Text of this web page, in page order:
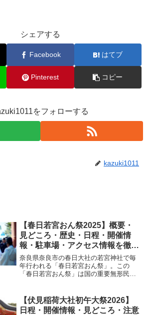
シェアする
Facebook はてブ
Pinterest コピー
をフォローする
kazuki1011
【春日若宮おん祭2025】概要・
見どころ・歴史・日程・開催情
報・駐車場・アクセス情報を徹底
紹介
奈良県奈良市の春日大社の若宮神社で毎
年行われる「春日若宮おん祭」。この
「春日若宮おん祭」は国の重要無形民俗
概要・見どころ・歴史・日程・開催情
報・駐車場・アクセス方法など...
【伏見稲荷大社初午大祭2026】
日程・開催情報・見どころ・注意